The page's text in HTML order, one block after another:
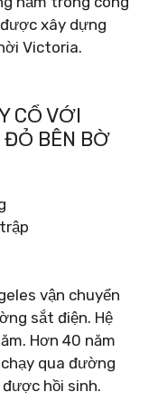
xây dựng
Victoria.
CỔ VỚI
ĐỎ BÊN BỜ
vận chuyển
sắt điện. Hệ
Hơn 40 năm
qua đường
hồi sinh.